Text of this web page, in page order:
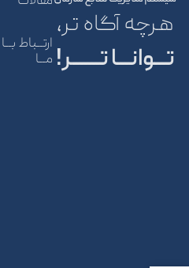
هرچه آگاه تر،
تـــوانـــا تـــــــر! ارتــباط بــا
مــا